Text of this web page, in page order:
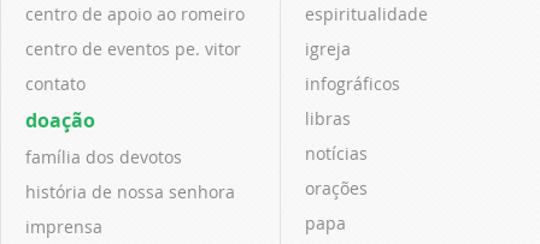
centro de apoio ao romeiro
centro de eventos pe. vitor
contato
doação
família dos devotos
história de nossa senhora
imprensa
espiritualidade
igreja
infográficos
libras
notícias
orações
papa